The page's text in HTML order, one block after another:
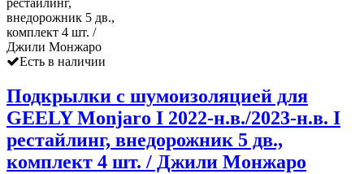
Есть в наличии
Подкрылки с шумоизоляцией для
GEELY Monjaro I 2022-н.в./2023-н.в. I
рестайлинг, внедорожник 5 дв.,
комплект 4 шт. / Джили Монжаро